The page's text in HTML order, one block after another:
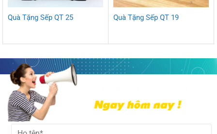
Quà Tặng Sếp QT 25 Quà Tặng Sếp QT 19